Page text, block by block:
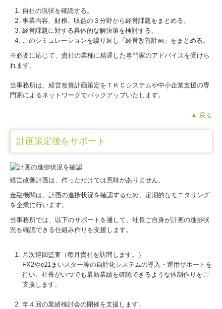
自社の現状を確認する。
事業内容、財務、収益の３分野から経営課題をまとめる。
経営課題に対する具体的な解決策を検討する。
このシミュレーションを繰り返し「経営改善計画」をまとめる。
※必要に応じて、貴社の業種に精通した専門家のアドバイスを受けら
れます。
当事務所は、経営改善計画策定をＴＫＣシステムや中小企業支援の専
門家によるネットワークでバックアップいたします。
▲ 戻る
計画策定後をサポート
経営改善計画は、作っただけでは意味がありません。
金融機関は、計画の進捗状況を確認するため、定期的なモニタリング
を企業に行います。
当事務所では、以下のサポートを通して、社長ご自身が計画の進捗状
況を確認できる仕組み作りを支援します。
月次巡回監査（毎月貴社を訪問します。）
FX2やe21まいスター等の自計化システムの導入・運用サポートを
行い、社長がいつでも最新業績を確認できるような体制作りをご
支援します。
年４回の業績検討会の開催を支援します。